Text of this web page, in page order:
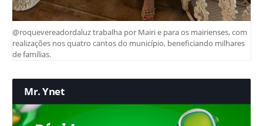
@roquevereadordaluz trabalha por Mairi e para os mairienses, com
realizações nos quatro cantos do município, beneficiando milhares
de famílias.
Mr. Ynet